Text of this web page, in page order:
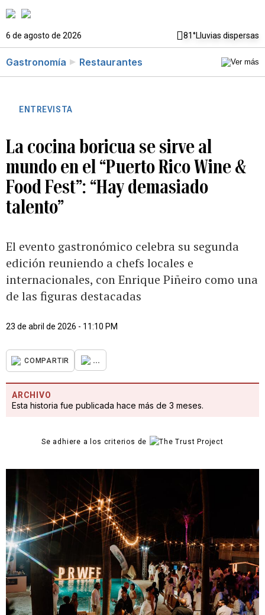
6 de agosto de 2026 81°Lluvias dispersas
Gastronomía Restaurantes
ENTREVISTA
La cocina boricua se sirve al
mundo en el “Puerto Rico Wine &
Food Fest”: “Hay demasiado
talento”
El evento gastronómico celebra su segunda
edición reuniendo a chefs locales e
internacionales, con Enrique Piñeiro como una
de las figuras destacadas
23 de abril de 2026 - 11:10 PM
COMPARTIR ...
ARCHIVO
Esta historia fue publicada hace más de 3 meses.
Se adhiere a los criterios de